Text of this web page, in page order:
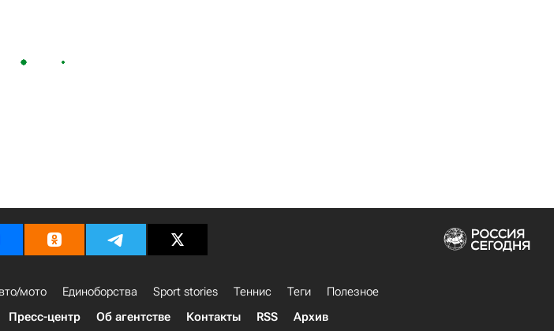
мото Единоборства Sport stories Теннис Теги
Полезное
Пресс-центр Об агентстве Контакты RSS Архив